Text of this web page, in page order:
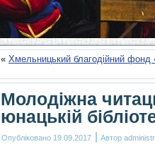
« Хмельницький благодійний фонд
Молодіжна
юнацькій
Опубліковано 19.09.2017 | Автор